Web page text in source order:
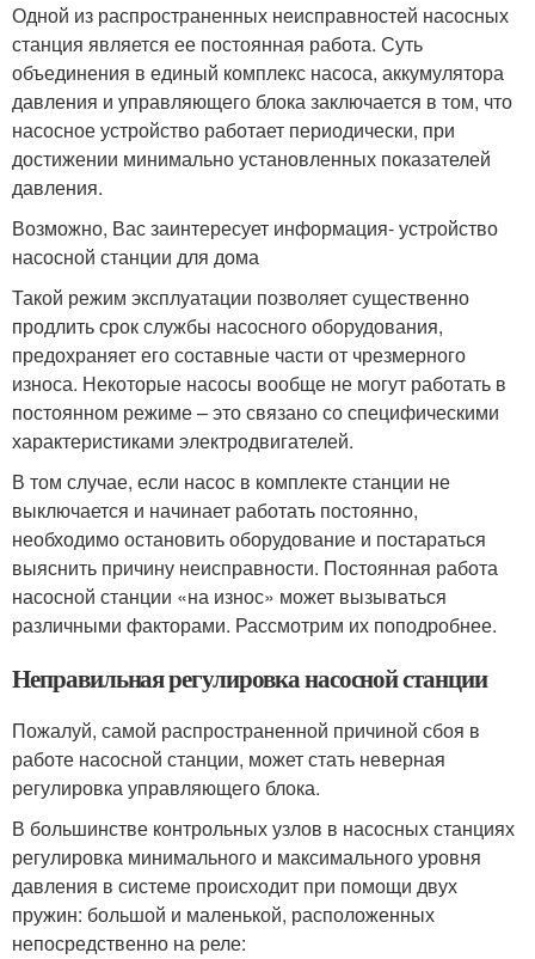
Одной из распространенных неисправностей насосных
станция является ее постоянная работа. Суть
объединения в единый комплекс насоса, аккумулятора
давления и управляющего блока заключается в том, что
насосное устройство работает периодически, при
достижении минимально установленных показателей
давления.
Возможно, Вас заинтересует информация- устройство
насосной станции для дома
Такой режим эксплуатации позволяет существенно
продлить срок службы насосного оборудования,
предохраняет его составные части от чрезмерного
износа. Некоторые насосы вообще не могут работать в
постоянном режиме – это связано со специфическими
характеристиками электродвигателей.
В том случае, если насос в комплекте станции не
выключается и начинает работать постоянно,
необходимо остановить оборудование и постараться
выяснить причину неисправности. Постоянная работа
насосной станции «на износ» может вызываться
различными факторами. Рассмотрим их поподробнее.
Неправильная регулировка насосной станции
Пожалуй, самой распространенной причиной сбоя в
работе насосной станции, может стать неверная
регулировка управляющего блока.
В большинстве контрольных узлов в насосных станциях
регулировка минимального и максимального уровня
давления в системе происходит при помощи двух
пружин: большой и маленькой, расположенных
непосредственно на реле: